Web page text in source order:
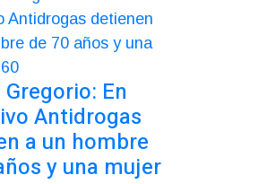
Gregorio: En
Antidrogas
a un hombre
y una mujer